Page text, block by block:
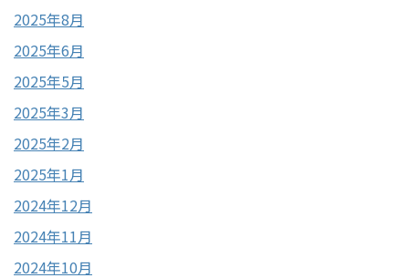
2025年8月
2025年6月
2025年5月
2025年3月
2025年2月
2025年1月
2024年12月
2024年11月
2024年10月